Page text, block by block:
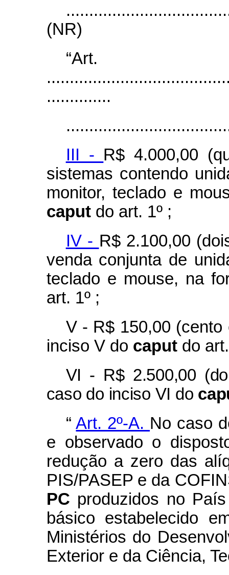
(NR)
..............
III - R$ 4.000,00
sistemas contendo
monitor, teclado e
caput do art. 1º ;
IV - R$ 2.100,00
venda conjunta de
teclado e mouse, na
art. 1º ;
V - R$ 150,00
inciso V do caput do
VI - R$ 2.500,00
caso do inciso VI do
“Art. 2º-A. No caso
e observado o
redução a zero das
PIS/PASEP e da
PC produzidos no
básico estabelecido
Ministérios do
Exterior e da Ciência,